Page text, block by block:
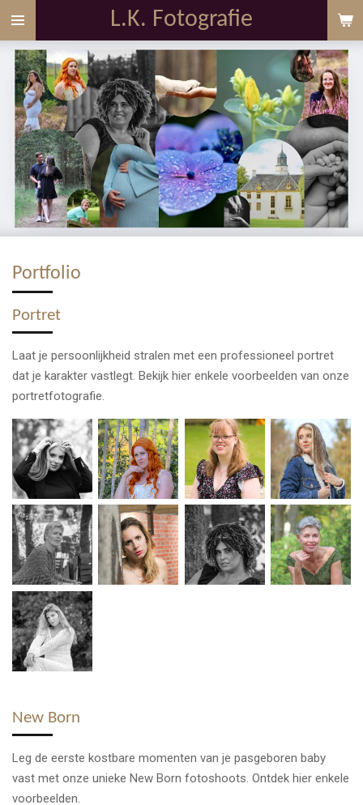
Ga
direct
naar
de
hoofdinhoud
L.K. Fotografie
Portfolio
Portret
Laat je persoonlijkheid stralen met een professioneel portret
dat je karakter vastlegt. Bekijk hier enkele voorbeelden van onze
portretfotografie.
New Born
Leg de eerste kostbare momenten van je pasgeboren baby
vast met onze unieke New Born fotoshoots. Ontdek hier enkele
voorbeelden.